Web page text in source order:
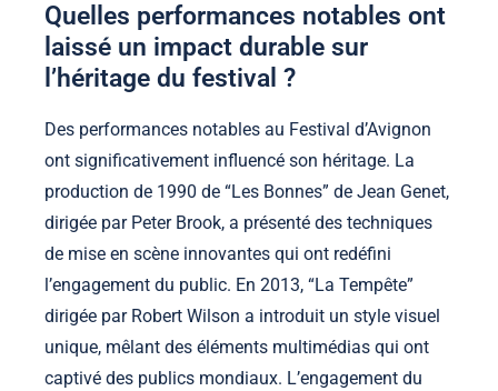
Quelles performances notables ont
laissé un impact durable sur
l’héritage du festival ?
Des performances notables au Festival d’Avignon
ont significativement influencé son héritage. La
production de 1990 de “Les Bonnes” de Jean Genet,
dirigée par Peter Brook, a présenté des techniques
de mise en scène innovantes qui ont redéfini
l’engagement du public. En 2013, “La Tempête”
dirigée par Robert Wilson a introduit un style visuel
unique, mêlant des éléments multimédias qui ont
captivé des publics mondiaux. L’engagement du